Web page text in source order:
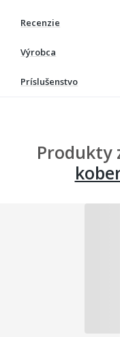
Recenzie
Výrobca
Príslušenstvo
Produkty